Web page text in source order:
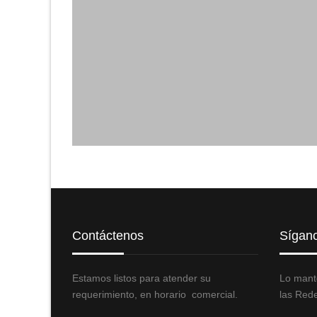
Contáctenos
Estamos listos para atender su
requerimiento, en horario comercial.
Lo
las